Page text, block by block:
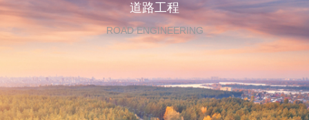
道路工程
ROAD ENGINEERING